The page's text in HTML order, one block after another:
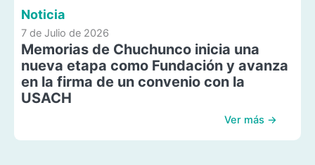
Noticia
7 de Julio de 2026
Memorias de Chuchunco inicia una
nueva etapa como Fundación y avanza
en la firma de un convenio con la
USACH
Ver más →